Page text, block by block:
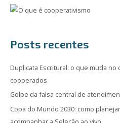
Posts recentes
Duplicata Escritural: o que muda
cooperados
Golpe da falsa central de
Copa do Mundo 2030: como